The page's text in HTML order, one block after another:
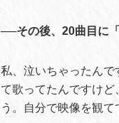
──その後、20曲目に
私、泣いちゃったんで
て歌ってたんですけ
う。自分で映像を観て